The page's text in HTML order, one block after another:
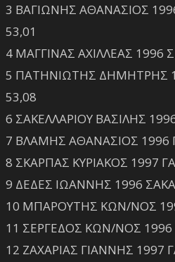
3 ΒΑΓΙΩΝΗΣ ΑΘΑΝΑΣΙΟΣ
53,01
4 ΜΑΓΓΙΝΑΣ ΑΧΙΛΛΕΑΣ 1996
5 ΠΑΤΗΝΙΩΤΗΣ ΔΗΜΗΤΡΗΣ
53,08
6 ΣΑΚΕΛΛΑΡΙΟΥ ΒΑΣΙΛΗΣ
7 ΒΛΑΜΗΣ ΑΘΑΝΑΣΙΟΣ 1996
8 ΣΚΑΡΠΑΣ ΚΥΡΙΑΚΟΣ 1997
9 ΔΕΔΕΣ ΙΩΑΝΝΗΣ 1996
10 ΜΠΑΡΟΥΤΗΣ ΚΩΝ/ΝΟΣ
11 ΣΕΡΓΕΔΟΣ ΚΩΝ/ΝΟΣ 1996
12 ΖΑΧΑΡΙΑΣ ΓΙΑΝΝΗΣ 1997